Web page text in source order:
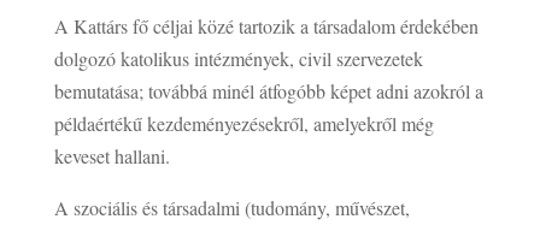
A Kattárs fő céljai közé tartozik a társadalom érdekében
dolgozó katolikus intézmények, civil szervezetek
bemutatása; továbbá minél átfogóbb képet adni azokról a
példaértékű kezdeményezésekről, amelyekről még
keveset hallani.
A szociális és társadalmi (tudomány, művészet,